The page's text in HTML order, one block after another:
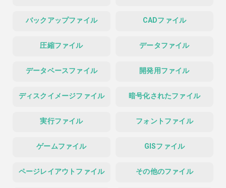
バックアップファイル CADファイル
圧縮ファイル データファイル
データベースファイル 開発用ファイル
ディスクイメージファイル 暗号化されたファイル
実行ファイル フォントファイル
ゲームファイル GISファイル
ページレイアウトファイル その他のファイル